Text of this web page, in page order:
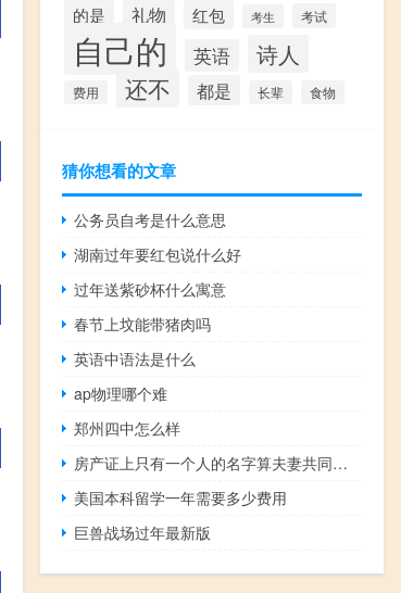
的是 礼物 红包 考生 考试
自己的 英语 诗人
费用 还不 都是 长辈 食物
猜你想看的文章
公务员自考是什么意思
湖南过年要红包说什么好
过年送紫砂杯什么寓意
春节上坟能带猪肉吗
英语中语法是什么
ap物理哪个难
郑州四中怎么样
房产证上只有一个人的名字算夫妻共同财产吗
美国本科留学一年需要多少费用
巨兽战场过年最新版